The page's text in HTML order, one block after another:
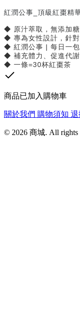
紅潤公事_頂級紅棗精
◆ 原汁萃取，無添加
◆ 專為女性設計，針
◆ 紅潤公事 | 每日一包
◆ 補充體力、促進代
◆ 一條=30杯紅棗茶
商品已加入購物車
關於我們 購物須知 退
© 2026 商城. All rights